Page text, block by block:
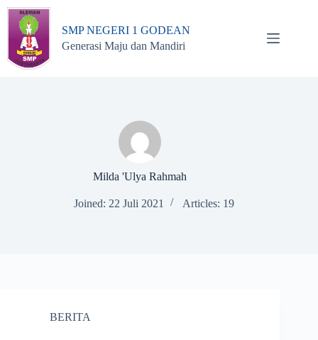
Skip
content
SMP NEGERI 1 GODEAN
Generasi Maju dan Mandiri
Milda 'Ulya Rahmah
Joined: 22 Juli 2021 Articles: 19
BERITA